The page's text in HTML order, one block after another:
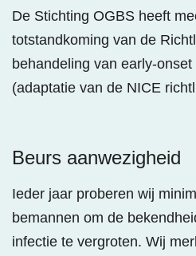
De Stichting OGBS heeft
totstandkoming van de
behandeling van early-
(adaptatie van de NICE
Beurs aanwezigheid
Ieder jaar proberen wij
bemannen om de
infectie te vergroten. Wij